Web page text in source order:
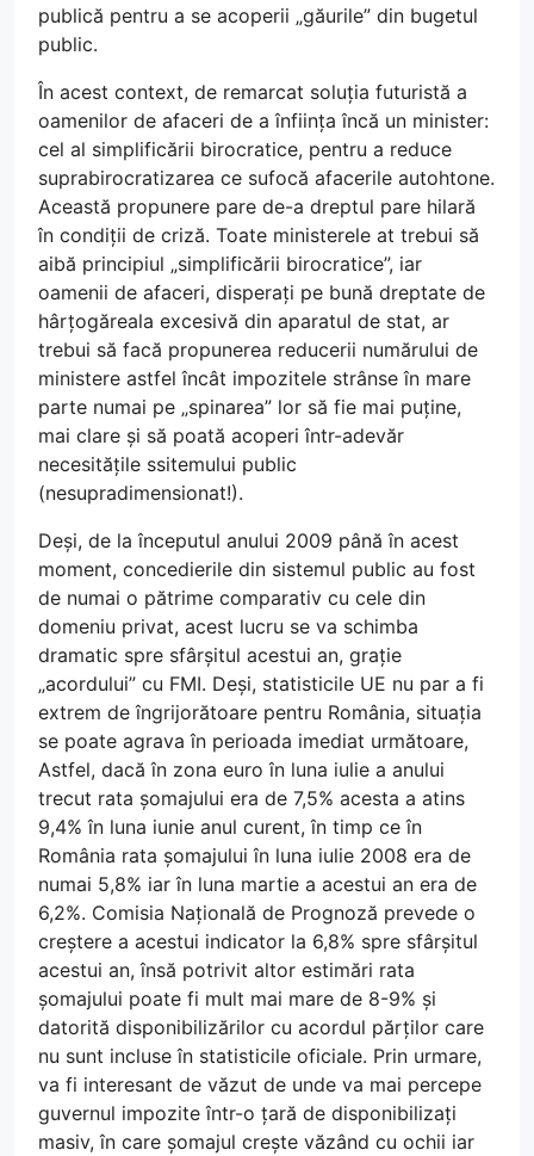
publică pentru a se acoperii „găurile” din bugetul
public.
În acest context, de remarcat soluția futuristă a
oamenilor de afaceri de a înființa încă un minister:
cel al simplificării birocratice, pentru a reduce
suprabirocratizarea ce sufocă afacerile autohtone.
Această propunere pare de-a dreptul pare hilară
în condiții de criză. Toate ministerele at trebui să
aibă principiul „simplificării birocratice”, iar
oamenii de afaceri, disperați pe bună dreptate de
hârțogăreala excesivă din aparatul de stat, ar
trebui să facă propunerea reducerii numărului de
ministere astfel încât impozitele strânse în mare
parte numai pe „spinarea” lor să fie mai puține,
mai clare și să poată acoperi într-adevăr
necesitățile ssitemului public
(nesupradimensionat!).
Deși, de la începutul anului 2009 până în acest
moment, concedierile din sistemul public au fost
de numai o pătrime comparativ cu cele din
domeniu privat, acest lucru se va schimba
dramatic spre sfârșitul acestui an, grație
„acordului” cu FMI. Deși, statisticile UE nu par a fi
extrem de îngrijorătoare pentru România, situația
se poate agrava în perioada imediat următoare,
Astfel, dacă în zona euro în luna iulie a anului
trecut rata șomajului era de 7,5% acesta a atins
9,4% în luna iunie anul curent, în timp ce în
România rata șomajului în luna iulie 2008 era de
numai 5,8% iar în luna martie a acestui an era de
6,2%. Comisia Națională de Prognoză prevede o
creștere a acestui indicator la 6,8% spre sfârșitul
acestui an, însă potrivit altor estimări rata
șomajului poate fi mult mai mare de 8-9% și
datorită disponibilizărilor cu acordul părților care
nu sunt incluse în statisticile oficiale. Prin urmare,
va fi interesant de văzut de unde va mai percepe
guvernul impozite într-o țară de disponibilizați
masiv, în care șomajul crește văzând cu ochii iar